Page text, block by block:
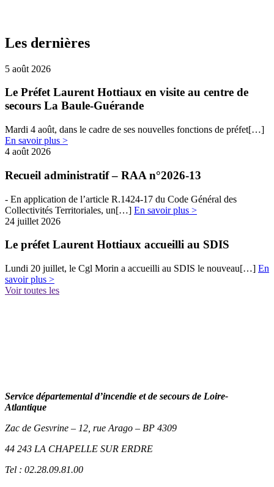
Les dernières
5 août 2026
Le Préfet Laurent Hottiaux en visite au centre de
secours La Baule-Guérande
Mardi 4 août, dans le cadre de ses nouvelles fonctions de préfet[…]
En savoir plus >
4 août 2026
Recueil administratif – RAA n°2026-13
- En​​ application de l’article R.1424-17 du Code Général des
Collectivités Territoriales, un[…] En savoir plus >
24 juillet 2026
Le préfet Laurent Hottiaux accueilli au SDIS
Lundi 20 juillet, le Cgl Morin a accueilli au SDIS le nouveau[…] En
savoir plus >
Voir toutes les
Service départemental d’incendie et de secours de Loire-
Atlantique
Zac de Gesvrine – 12, rue Arago – BP 4309
44 243 LA CHAPELLE SUR ERDRE
Tel : 02.28.09.81.00